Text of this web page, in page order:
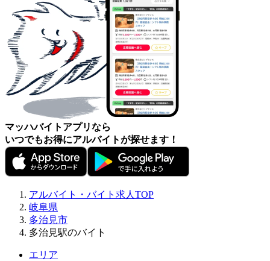
マッハバイトアプリなら
いつでもお得にアルバイトが探せます！
アルバイト・バイト求人TOP
岐阜県
多治見市
多治見駅のバイト
エリア